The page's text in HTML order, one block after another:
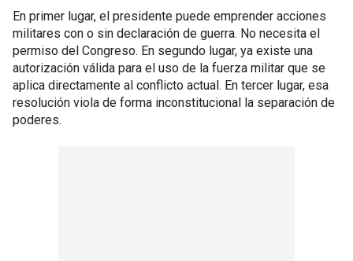
En primer lugar, el presidente puede emprender acciones
militares con o sin declaración de guerra. No necesita el
permiso del Congreso. En segundo lugar, ya existe una
autorización válida para el uso de la fuerza militar que se
aplica directamente al conflicto actual. En tercer lugar, esa
resolución viola de forma inconstitucional la separación de
poderes.